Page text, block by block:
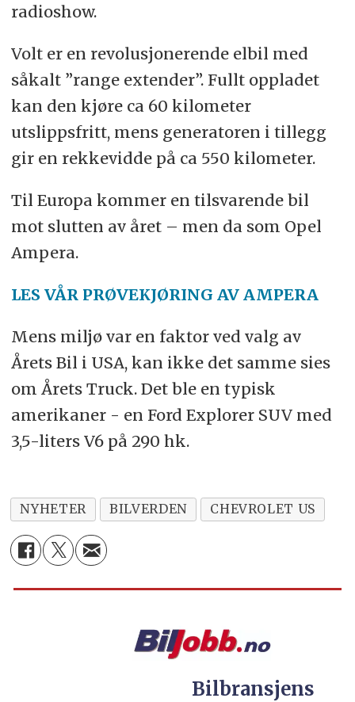
radioshow.
Volt er en revolusjonerende elbil med
såkalt ”range extender”. Fullt oppladet
kan den kjøre ca 60 kilometer
utslippsfritt, mens generatoren i tillegg
gir en rekkevidde på ca 550 kilometer.
Til Europa kommer en tilsvarende bil
mot slutten av året – men da som Opel
Ampera.
LES VÅR PRØVEKJØRING AV AMPERA
Mens miljø var en faktor ved valg av
Årets Bil i USA, kan ikke det samme sies
om Årets Truck. Det ble en typisk
amerikaner - en Ford Explorer SUV med
3,5-liters V6 på 290 hk.
NYHETER BILVERDEN CHEVROLET US
Bilbransjens